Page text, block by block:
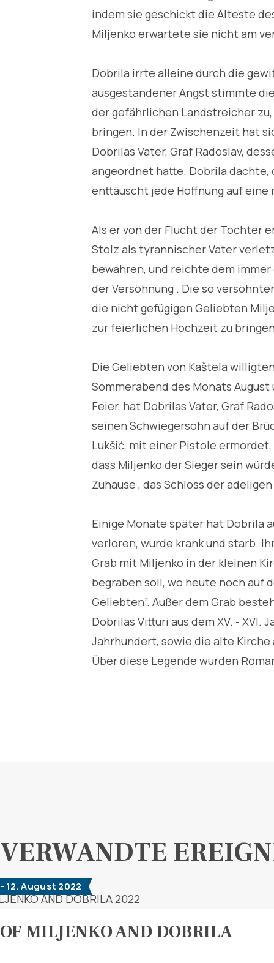
indem sie geschickt die Älteste
Miljenko erwartete sie nicht am
Dobrila irrte alleine durch die
ausgestandener Angst stimmte
der gefährlichen Landstreicher
bringen. In der Zwischenzeit hat
Dobrilas Vater, Graf Radoslav,
angeordnet hatte. Dobrila dachte,
enttäuscht jede Hoffnung auf
Als er von der Flucht der Tochter
Stolz als tyrannischer Vater
bewahren, und reichte dem
der Versöhnung . Die so
die nicht gefügigen Geliebten
zur feierlichen Hochzeit zu
Die Geliebten von Kaštela
Sommerabend des Monats
Feier, hat Dobrilas Vater, Graf
seinen Schwiegersohn auf der
Lukšić, mit einer Pistole
dass Miljenko der Sieger sein
Zuhause , das Schloss der
Einige Monate später hat Dobrila
verloren, wurde krank und starb.
Grab mit Miljenko in der kleinen
begraben soll, wo heute noch auf
Geliebten”. Außer dem Grab
Dobrilas Vitturi aus dem XV. - XVI.
Jahrhundert, sowie die alte Kirche
Über diese Legende wurden
VERWANDTE
12. August 2022
MILJENKO AND DOBRILA